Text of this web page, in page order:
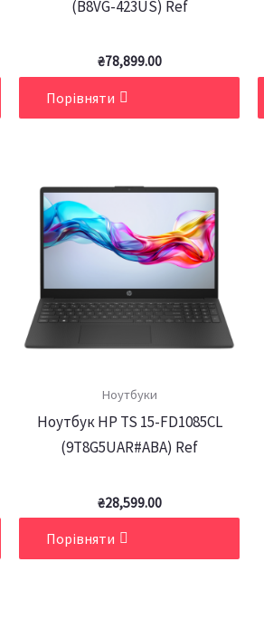
(B8VG-423US) Ref
₴78,899.00
Порівняти
Ноутбуки
Ноутбук HP TS 15-FD1085CL
(9T8G5UAR#ABA) Ref
₴28,599.00
Порівняти